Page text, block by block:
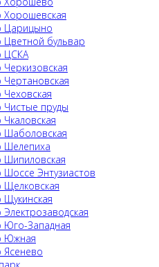
Хорошевская
Царицыно
бульвар
ЦСКА
пруды
Шаболовская
Шелепиха
Энтузиастов
Юго-Западная
Южная
Ясенево